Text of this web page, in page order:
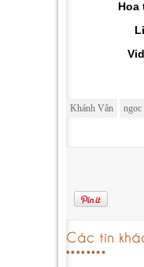
Hoa
Khánh Vân ngoc
Các tin